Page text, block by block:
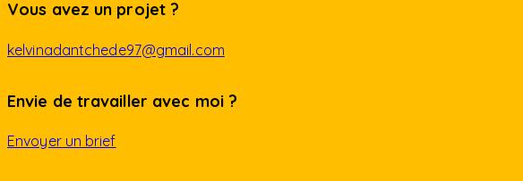
Vous avez un projet ?
kelvinadantchede97@gmail.com
Envie de travailler avec moi ?
Envoyer un brief